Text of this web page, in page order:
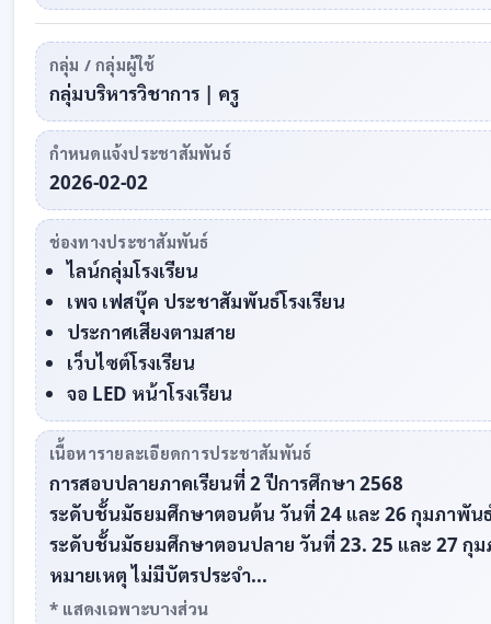
กลุ่ม / กลุ่มผู้ใช้
กลุ่มบริหารวิชาการ | ครู
กำหนดแจ้งประชาสัมพันธ์
2026-02-02
ช่องทางประชาสัมพันธ์
ไลน์กลุ่มโรงเรียน
เพจ เฟสบุ๊ค ประชาสัมพันธ์โรงเรียน
ประกาศเสียงตามสาย
เว็บไซต์โรงเรียน
จอ LED หน้าโรงเรียน
เนื้อหารายละเอียดการประชาสัมพันธ์
การสอบปลายภาคเรียนที่ 2 ปีการศึกษา 2568
ระดับชั้นมัธยมศึกษาตอนต้น วันที่ 24 และ 26 กุมภาพัน
ระดับชั้นมัธยมศึกษาตอนปลาย วันที่ 23. 25 และ 27 กุ
หมายเหตุ ไม่มีบัตรประจำ...
* แสดงเฉพาะบางส่วน